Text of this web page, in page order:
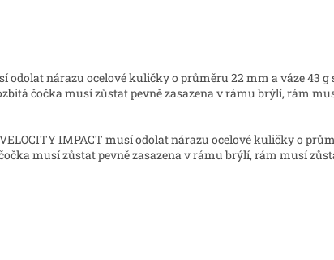
odolat nárazu ocelové kuličky o průměru 22 mm a váze 43 g
čočka musí zůstat pevně zasazena v rámu brýlí, rám
IMPACT musí odolat nárazu ocelové kuličky o
musí zůstat pevně zasazena v rámu brýlí, rám musí